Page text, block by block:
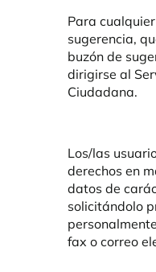
Para
sugerencia,
buzón de
dirigirse al
Ciudadana.
Los/las
derechos en
datos de
solicitándolo
fax o correo